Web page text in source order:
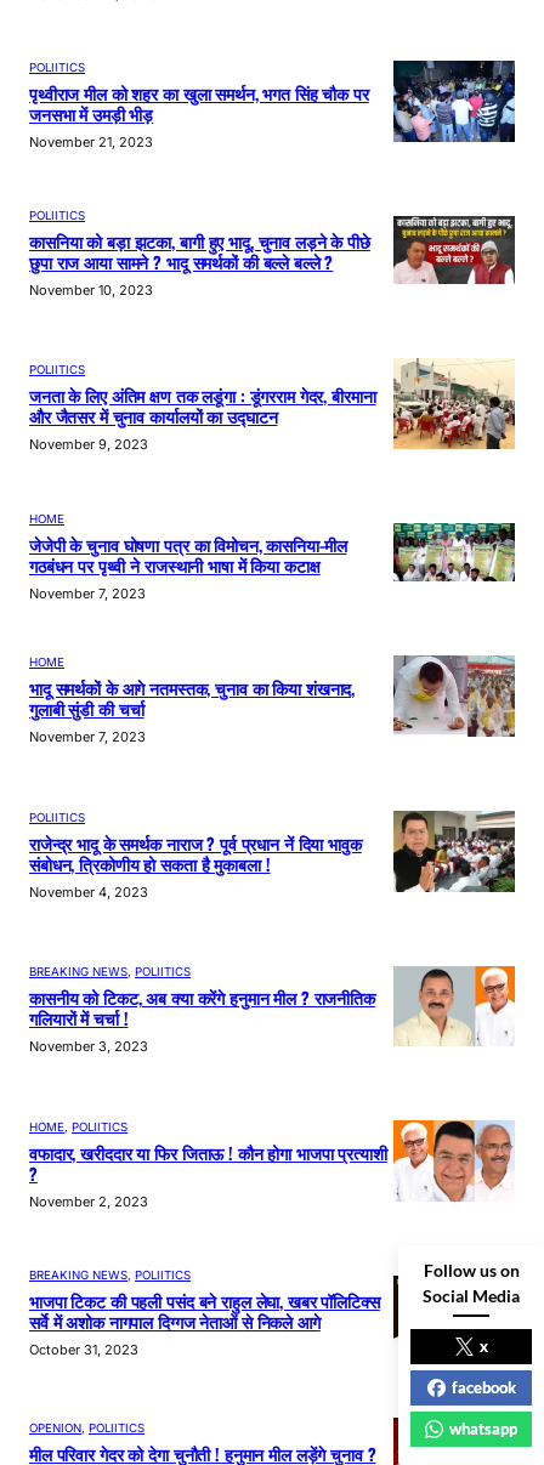
POLIITICS
पृथ्वीराज मील को शहर का खुला समर्थन, भगत सिंह चौक पर
जनसभा में उमड़ी भीड़
November 21, 2023
POLIITICS
कासनिया को बड़ा झटका, बागी हुए भादू, चुनाव लड़ने के पीछे
छुपा राज आया सामने ? भादू समर्थकों की बल्ले बल्ले ?
November 10, 2023
POLIITICS
जनता के लिए अंतिम क्षण तक लडूंगा : डूंगरराम गेदर, बीरमाना
और जैतसर में चुनाव कार्यालयों का उद्घाटन
November 9, 2023
HOME
जेजेपी के चुनाव घोषणा पत्र का विमोचन, कासनिया-मील
गठबंधन पर पृथ्वी ने राजस्थानी भाषा में किया कटाक्ष
November 7, 2023
HOME
भादू समर्थकों के आगे नतमस्तक, चुनाव का किया शंखनाद,
गुलाबी सुंडी की चर्चा
November 7, 2023
POLIITICS
राजेन्द्र भादू के समर्थक नाराज ? पूर्व प्रधान नें दिया भावुक
संबोधन, त्रिकोणीय हो सकता है मुकाबला !
November 4, 2023
BREAKING NEWS, POLIITICS
कासनीय को टिकट, अब क्या करेंगे हनुमान मील ? राजनीतिक
गलियारों में चर्चा !
November 3, 2023
HOME POLIITICS
वफादार, खरीददार या फिर जिताऊ ! कौन होगा भाजपा प्रत्याशी
?
November 2, 2023
BREAKING NEWS, POLIITICS
भाजपा टिकट की पहली पसंद बने राहुल लेघा, खबर पॉलिटिक्स
सर्वे में अशोक नागपाल दिग्गज नेताओं से निकले आगे
October 31, 2023
OPENION POLIITICS
मील परिवार गेदर को देगा चुनौती ! हनुमान मील लड़ेंगे चुनाव ?
Follow us on
Social Media
x
facebook
whatsapp